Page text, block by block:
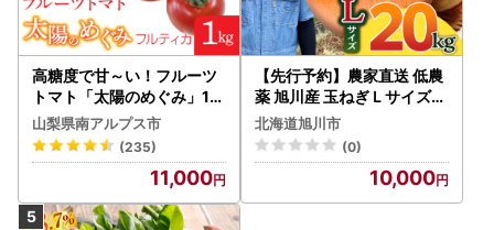
高糖度で甘～い！フルーツ
トマト「太陽のめぐみ」1k
g ALPBI001 | 高糖度 おす
すめ 産地直送 新鮮 フレッ
シュ 高栄養素 南アルプス市
山梨県南アルプス市
(235)
11,000
【先行予約】農家直送 低農
薬 旭川産 玉ねぎＬサイズ2
0kg(2026年9月発送開始
予定)_ | 玉ねぎ 05935
北海道旭川市
(0)
10,000